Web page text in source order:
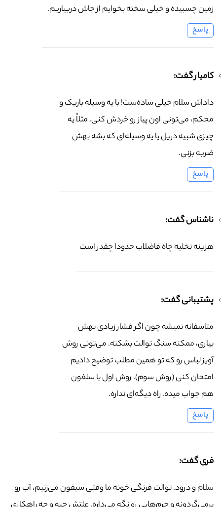
زمین چسبیده و خیلی سخته بخوایم از جاش دربیاریم.
پاسخ
کامیار گفت:
داداش سلام خیلی ساده‌ست! با یه وسیله باریک و
محکم، می‌تونی اون پیاز رو خردش کنی. مثلاً یه
چیزی شبیه دریل یا یه وسیله‌ای که بشه بهش
ضربه بزنی.
پاسخ
ناشناس گفت:
هزینه تخلیه چاه فاضلاب حدودا چقدر است
پشتیبانی گفت:
متاسفانه نمیشه چون اگر فشار زیادی بهش
بیاری، ممکنه سنگ توالت بشکنه. می‌تونی روش
آویز لباس رو که تو همین مطلب توضیح دادیم
امتحان کنی (روش سوم). روش اول با سلفون
هم جواب میده. راه دیگه‌ای نداره.
پاسخ
فری گفت:
سلام و درود. توالت فرنگی خونه ما وقتی سیفون می‌زنیم، آب رو